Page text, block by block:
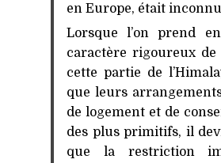
en Europe, était
Lorsque l’on prend
caractère rigoureux de
cette partie de
que leurs
de logement et de
des plus primitifs, il
que la restriction